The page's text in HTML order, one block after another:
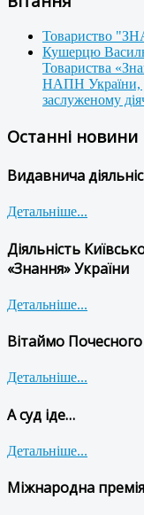
Товариство
Кушерцю Василю
Товариства
НАПН України,
заслуженому
Останні новини
Видавнича
Детальніше...
Діяльність
«Знання» України
Детальніше...
Вітаймо
Детальніше...
А суд іде…
Детальніше...
Міжнародна